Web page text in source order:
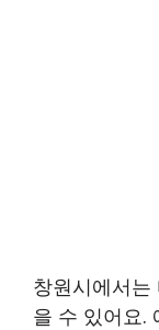
창원시에서
을 수 있어요.